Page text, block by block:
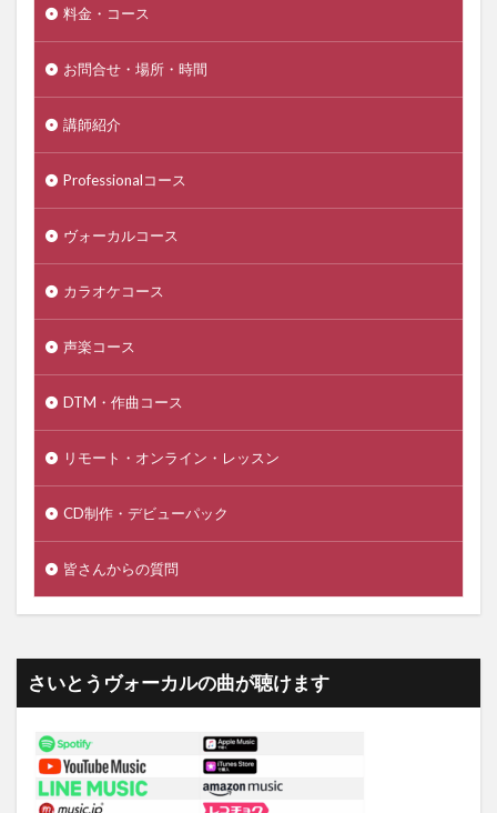
料金・コース
お問合せ・場所・時間
講師紹介
Professionalコース
ヴォーカルコース
カラオケコース
声楽コース
DTM・作曲コース
リモート・オンライン・レッスン
CD制作・デビューパック
皆さんからの質問
さいとうヴォーカルの曲が聴けます